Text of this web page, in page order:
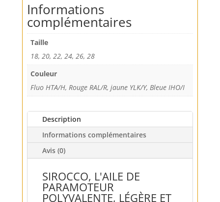
Informations
complémentaires
Taille
18, 20, 22, 24, 26, 28
Couleur
Fluo HTA/H, Rouge RAL/R, jaune YLK/Y, Bleue IHO/I
Description
Informations complémentaires
Avis (0)
SIROCCO, L'AILE DE
PARAMOTEUR
POLYVALENTE, LÉGÈRE ET